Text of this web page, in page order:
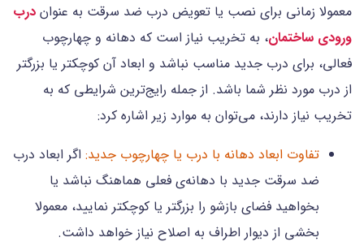
معمولا زمانی برای نصب یا تعویض درب ضد سرقت به عنوان درب
ورودی ساختمان، به تخریب نیاز است که دهانه و چهارچوب
فعالی، برای درب جدید مناسب نباشد و ابعاد آن کوچکتر یا بزرگتر
از درب مورد نظر شما باشد. از جمله رایج‌ترین شرایطی که به
تخریب نیاز دارند، می‌توان به موارد زیر اشاره کرد:
تفاوت ابعاد دهانه با درب یا چهارچوب جدید: اگر ابعاد درب
ضد سرقت جدید با دهانه‌ی فعلی هماهنگ نباشد یا
بخواهید فضای بازشو را بزرگتر یا کوچکتر نمایید، معمولا
بخشی از دیوار اطراف به اصلاح نیاز خواهد داشت.